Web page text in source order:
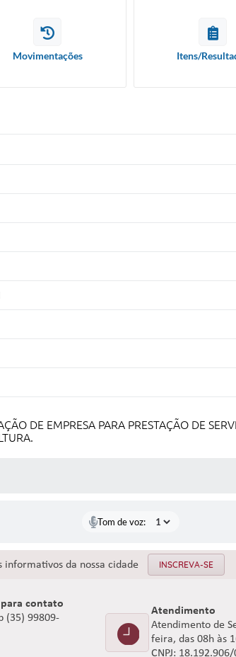
Movimentações Itens/
DE EMPRESA PARA PRESTAÇÃO DE
Tom de voz:
informativos da nossa cidade INSCREVA-SE
contato
(35) 99809-
Atendimento
Atendimento de
feira, das 08h às
CNPJ: